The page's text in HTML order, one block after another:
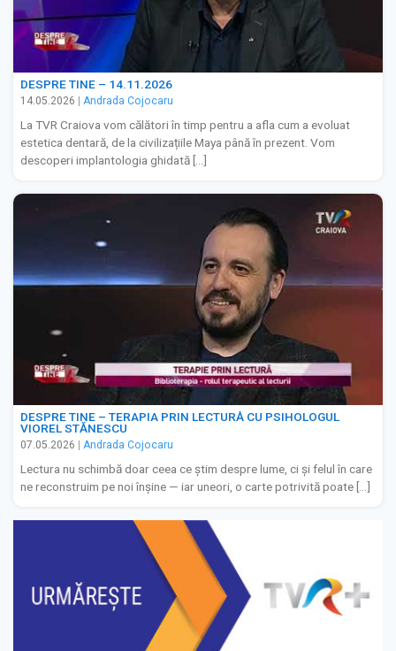
DESPRE TINE – 14.11.2026
14.05.2026 Andrada Cojocaru
La TVR Craiova vom călători în timp pentru a afla cum a evoluat
estetica dentară, de la civilizațiile Maya până în prezent. Vom
descoperi implantologia ghidată […]
DESPRE TINE – TERAPIA PRIN LECTURĂ CU PSIHOLOGUL
VIOREL STĂNESCU
07.05.2026 Andrada Cojocaru
Lectura nu schimbă doar ceea ce știm despre lume, ci și felul în care
ne reconstruim pe noi înșine — iar uneori, o carte potrivită poate […]